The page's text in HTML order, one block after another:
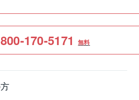
170-5171 無料